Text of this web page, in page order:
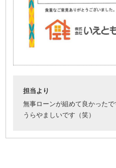
担当より
無事ローンが組めて良かった
うらやましいです（笑）